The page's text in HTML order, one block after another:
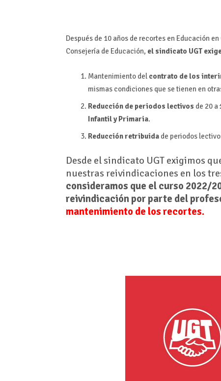
Después de 10 años de recortes en Educación
Consejería de Educación, el sindicato UGT
Mantenimiento del contrato de los
mismas condiciones que se tienen en
Reducción de periodos lectivos de 20 a
Infantil y Primaria.
Reducción retribuida de periodos
Desde el sindicato UGT exigimos
nuestras reivindicaciones en los
consideramos que el curso 2022/
reivindicación por parte del
mantenimiento de los recortes.